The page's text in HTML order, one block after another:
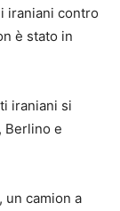
iraniani contro
è stato in
iraniani si
Berlino e
un camion a